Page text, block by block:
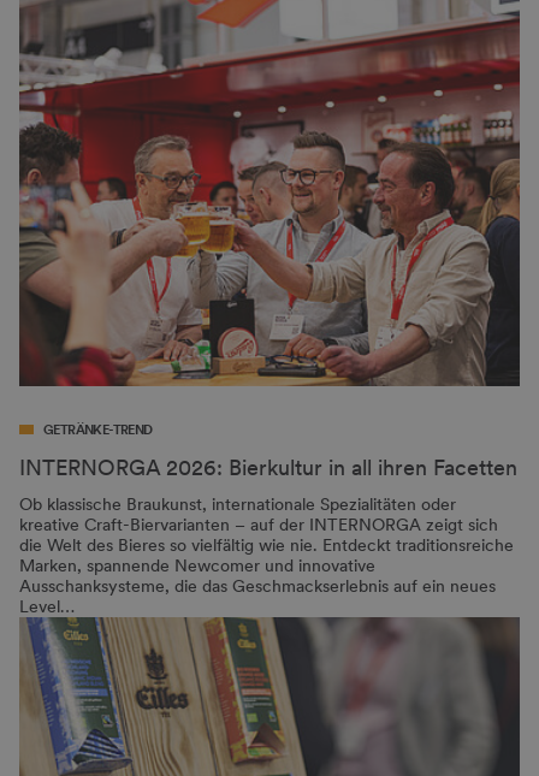
GETRÄNKE-TREND
INTERNORGA 2026: Bierkultur in all ihren Facetten
Ob klassische Braukunst, internationale Spezialitäten oder
kreative Craft-Biervarianten – auf der INTERNORGA zeigt sich
die Welt des Bieres so vielfältig wie nie. Entdeckt traditionsreiche
Marken, spannende Newcomer und innovative
Ausschanksysteme, die das Geschmackserlebnis auf ein neues
Level…